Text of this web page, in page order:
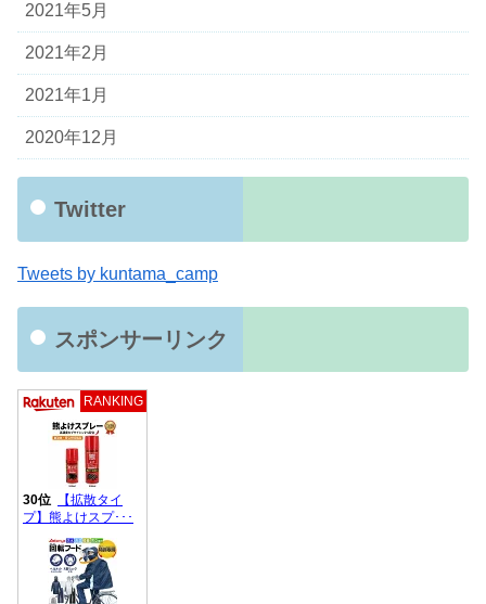
2021年5月
2021年2月
2021年1月
2020年12月
Twitter
Tweets by kuntama_camp
スポンサーリンク